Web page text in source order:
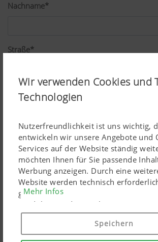
Wir verwenden Cookies und
Technologien
Nutzerfreundlichkeit ist uns wichtig,
entwickeln wir unsere Angebote und
Services auf der Website ständig
möchten Ihnen für Sie passende
Werbung anzeigen. Durch eine
Website werden technisch
gesetzt. Personenbezogene Google-
Produkte werden Cookies nur
Ihre Einwilligung erteilen ("Allem
können ebenso individuelle
der angeführten Checkboxen treffen.
Mehr Infos
Speichern
Nachname*
Straße*
PLZ*
Ort*
Land*